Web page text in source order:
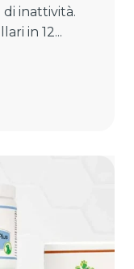
inattività.
in 12...